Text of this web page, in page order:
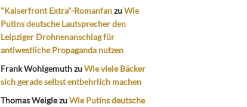
"Kaiserfront Extra"-RomanfanzuWie
Putins deutsche Lautsprecher den
Leipziger Drohnenanschlag für
antiwestliche Propaganda nutzen
Frank WohlgemuthzuWie viele Bäcker
sich gerade selbst entbehrlich machen
Thomas WeiglezuWie Putins deutsche